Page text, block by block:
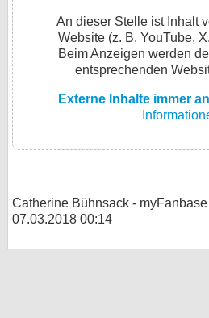
An dieser Stelle ist Inhalt
Website (z. B. YouTube,
Beim Anzeigen werden
entsprechenden
Externe Inhalte immer
Catherine Bühnsack - myFanbase
07.03.2018 00:14